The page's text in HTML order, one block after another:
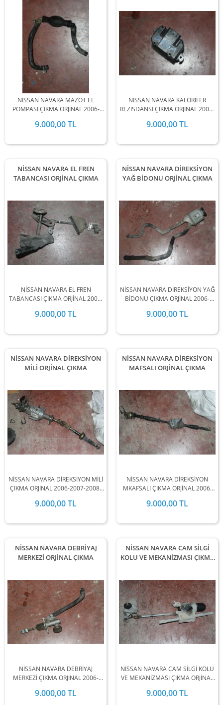
NİSSAN NAVARA MAZOT EL
POMPASI ÇIKMA ORJİNAL 2006-
2013-2014-2015-2016-2017-2018-
STOKLARIMIZDA MEVCUTTUR.
9.000,00 TL
NİSSAN NAVARA KALORİFER
REZİSDANSI ÇIKMA ORJİNAL 2006-
2013-2014-2015-2016-2017-2018-
STOKLARIMIZDA MEVCUTTUR.
9.000,00 TL
NİSSAN NAVARA EL FREN
TABANCASI ORJİNAL ÇIKMA
NİSSAN NAVARA EL FREN
TABANCASI ÇIKMA ORJİNAL 2006-
2013-2014-2015-2016-2017-2018-
STOKLARIMIZDA MEVCUTTUR.
9.000,00 TL
NİSSAN NAVARA DİREKSİYON
YAĞ BİDONU ORJİNAL ÇIKMA
NİSSAN NAVARA DİREKSİYON YAĞ
BİDONU ÇIKMA ORJİNAL 2006-
2013-2014-2015-2016-2017-2018-
STOKLARIMIZDA MEVCUTTUR.
9.000,00 TL
NİSSAN NAVARA DİREKSİYON
MİLİ ORJİNAL ÇIKMA
NİSSAN NAVARA DİREKSİYON MİLİ
ÇIKMA ORJİNAL 2006-2007-2008-
2015-2016-2017-2018-2019
STOKLARIMIZDA MEVCUTTUR.
9.000,00 TL
NİSSAN NAVARA DİREKSİYON
MAFSALI ORJİNAL ÇIKMA
NİSSAN NAVARA DİREKSİYON
MKAFSALI ÇIKMA ORJİNAL 2006-
2013-2014-2015-2016-2017-2018-
STOKLARIMIZDA MEVCUTTUR.
9.000,00 TL
NİSSAN NAVARA DEBRİYAJ
MERKEZİ ORJİNAL ÇIKMA
NİSSAN NAVARA DEBRİYAJ
MERKEZİ ÇIKMA ORJİNAL 2006-
2013-2014-2015-2016-2017-2018-
9.000,00 TL
NİSSAN NAVARA CAM SİLGİ
KOLU VE MEKANİZMASI ÇIKMA
NİSSAN NAVARA CAM SİLGİ KOLU
VE MEKANİZMASI ÇIKMA ORJİNAL
2012-2013-2014-2015-2016-2017-
9.000,00 TL